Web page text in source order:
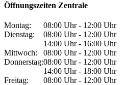
Öffnungszeiten Zentrale
Montag:
08:00 Uhr - 12:00 Uhr
Dienstag:
08:00 Uhr - 12:00 Uhr
14:00 Uhr - 16:00 Uhr
Mittwoch:
08:00 Uhr - 12:00 Uhr
Donnerstag:08:00 Uhr - 12:00 Uhr
14:00 Uhr - 18:00 Uhr
Freitag:
08:00 Uhr - 12:00 Uhr